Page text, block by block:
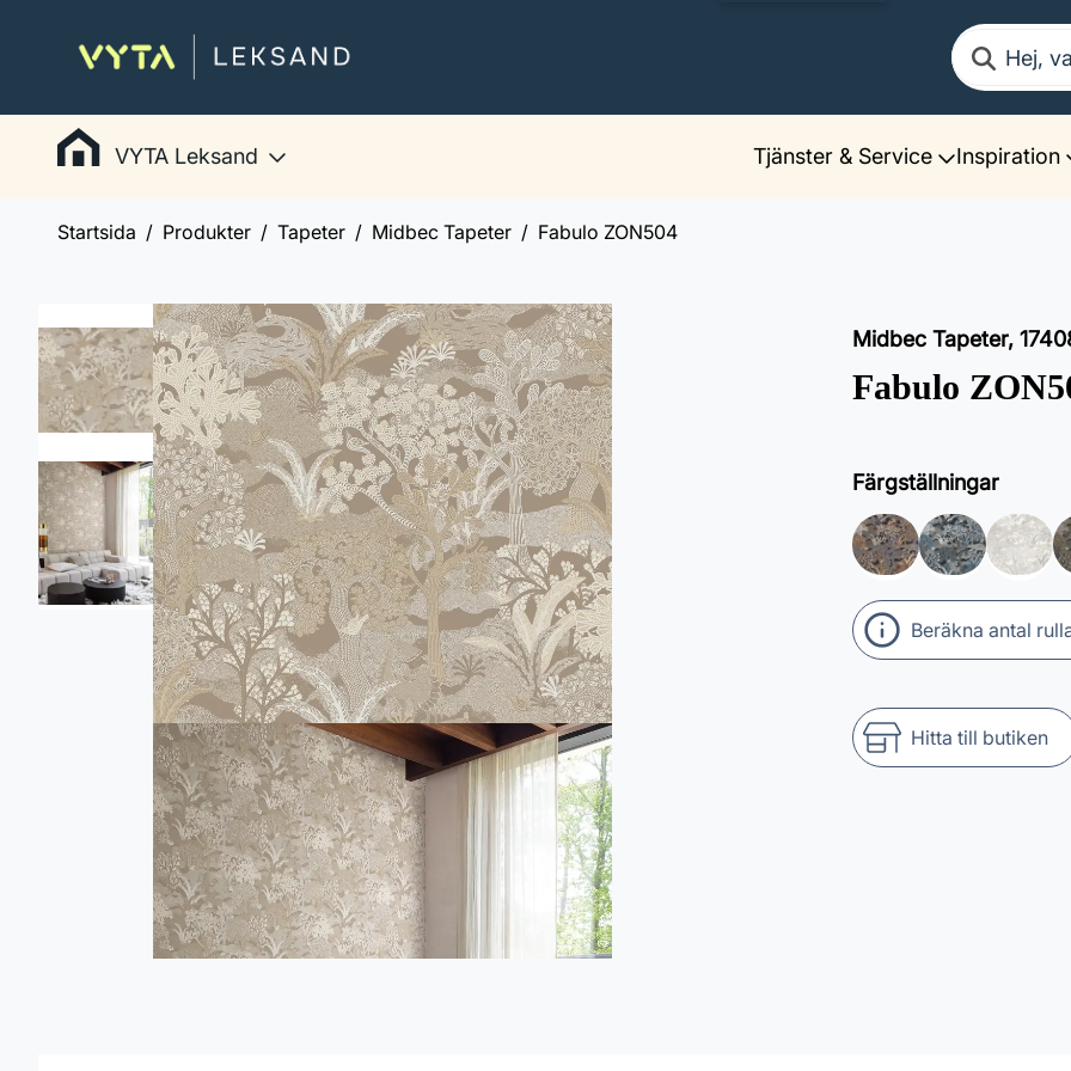
Sök
VYTA Leksand Tjänster & Service Inspiration
Startsida Produkter Tapeter Midbec Tapeter Fabulo ZON504
Midbec Tapeter,
Fabulo
Färgställningar
Beräkna antal
Hitta till butiken